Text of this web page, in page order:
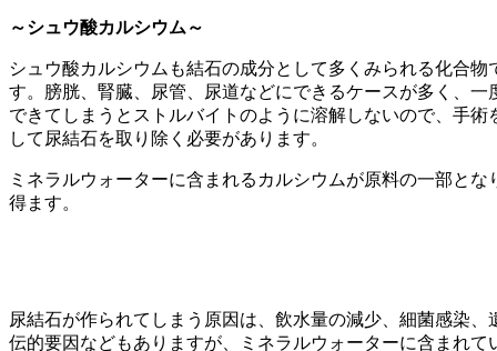
～シュウ酸カルシウム～
シュウ酸カルシウムも結石の成分として多くみられる化合物
す。膀胱、腎臓、尿管、尿道などにできるケースが多く、一
できてしまうとストルバイトのように溶解しないので、手術
して尿結石を取り除く必要があります。
ミネラルウォーターに含まれるカルシウムが原料の一部とな
得ます。
尿結石が作られてしまう原因は、飲水量の減少、細菌感染、
伝的要因などもありますが、ミネラルウォーターに含まれて